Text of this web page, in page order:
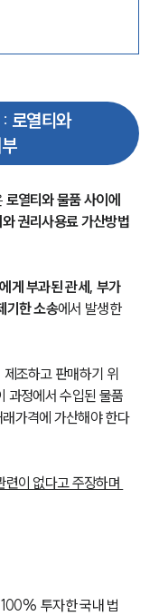
로열티와
로열티와 물품 사이에
권리사용료 가산방법
게 부과된 관세, 부가
기한 소송에서 발생한
조하고 판매하기 위
과정에서 수입된 물품
가격에 가산해야 한다
련이 없다고 주장하며
투자한 국내 법